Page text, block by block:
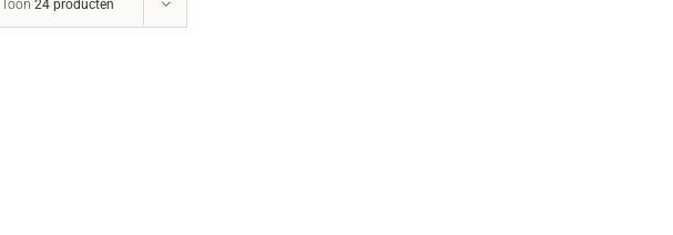
Toon 24 producten